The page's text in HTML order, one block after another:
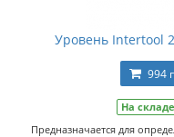
Уровень Intertool
994
На складе
Предназначается для